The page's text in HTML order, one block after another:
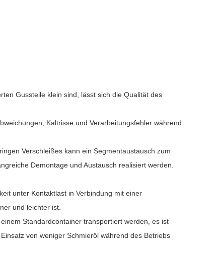
Gussteile klein sind, lässt sich die Qualität des
Kaltrisse und Verarbeitungsfehler während
Verschleißes kann ein Segmentaustausch zum
Demontage und Austausch realisiert werden.
unter Kontaktlast in Verbindung mit einer
und leichter ist.
Standardcontainer transportiert werden, es ist
von weniger Schmieröl während des Betriebs